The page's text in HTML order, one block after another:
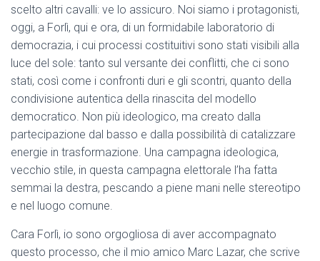
scelto altri cavalli: ve lo assicuro. Noi siamo i protagonisti,
oggi, a Forlì, qui e ora, di un formidabile laboratorio di
democrazia, i cui processi costituitivi sono stati visibili alla
luce del sole: tanto sul versante dei conflitti, che ci sono
stati, così come i confronti duri e gli scontri, quanto della
condivisione autentica della rinascita del modello
democratico. Non più ideologico, ma creato dalla
partecipazione dal basso e dalla possibilità di catalizzare
energie in trasformazione. Una campagna ideologica,
vecchio stile, in questa campagna elettorale l’ha fatta
semmai la destra, pescando a piene mani nelle stereotipo
e nel luogo comune.
Cara Forlì, io sono orgogliosa di aver accompagnato
questo processo, che il mio amico Marc Lazar, che scrive